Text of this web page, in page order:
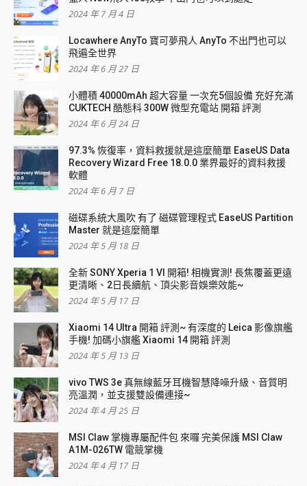
2024 年 7 月 4 日
Locawhere AnyTo 寶可夢飛人 AnyTo 不出門也可以
飛遍全世界
2024 年 6 月 27 日
小體積 40000mAh 超大容量 一次充5個設備 充好充滿
CUKTECH 酷態科 300W 微型充電站 開箱 評測
2024 年 6 月 24 日
97.3% 恢復率，資料救援就是這麼簡單 EaseUS Data
Recovery Wizard Free 18.0.0 業界最好的資料救援
軟體
2024 年 6 月 7 日
磁碟系統大風吹 有了 磁碟管理程式 EaseUS Partition
Master 就是這麼簡單
2024 年 5 月 18 日
全新 SONY Xperia 1 VI 開箱! 相機實測! 長焦覆蓋更遠
更清晰、2日長續航、頂尖影音娛樂效能~
2024 年 5 月 17 日
Xiaomi 14 Ultra 開箱 評測~ 有深度的 Leica 影像旗艦
手機! 加碼小旗艦 Xiaomi 14 開箱 評測
2024 年 5 月 13 日
vivo TWS 3e 真無線藍牙耳機智慧降噪升級、音質明
亮溫潤，並支援雙設備連接~
2024 年 4 月 25 日
MSI Claw 掌機專屬配件包 來囉 完美保護 MSI Claw
A1M-026TW 電競掌機
2024 年 4 月 17 日